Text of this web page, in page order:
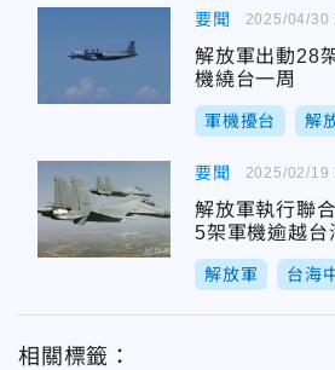
要聞
解放軍出動28
機繞台一周
軍機擾台 解
2025/04/30
要聞
解放軍執行聯
5架軍機逾越台
解放軍 台海
2025/02/19
相關標籤：